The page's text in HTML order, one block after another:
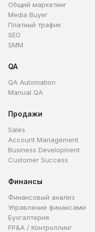
Общий маркетинг
Media Buyer
Платный трафик
SEO
SMM
QA
QA Automation
Manual QA
Продажи
Sales
Account Management
Business Development
Customer Success
Финансы
Финансовый анализ
Управление финансами
Бухгалтерия
FP&A / Контроллинг